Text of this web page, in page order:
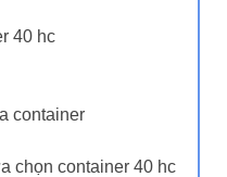
40 hc
container
chọn container 40 hc